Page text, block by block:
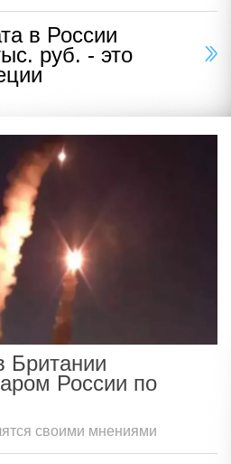
в России
руб. - это
Британии
России по
своими мнениями